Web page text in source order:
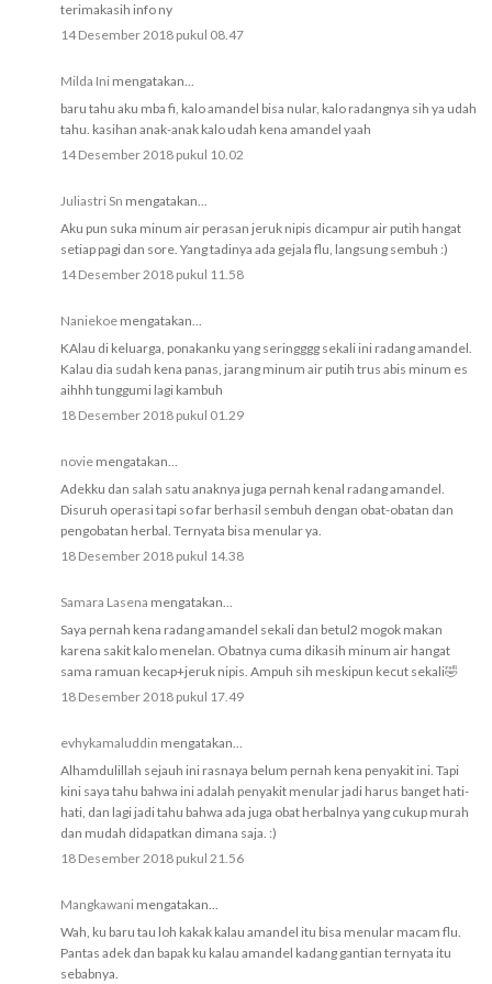
terimakasih info ny
14 Desember 2018 pukul 08.47
Milda Ini mengatakan...
baru tahu aku mba fi, kalo amandel bisa nular, kalo radangnya sih ya udah
tahu. kasihan anak-anak kalo udah kena amandel yaah
14 Desember 2018 pukul 10.02
Juliastri Sn mengatakan...
Aku pun suka minum air perasan jeruk nipis dicampur air putih hangat
setiap pagi dan sore. Yang tadinya ada gejala flu, langsung sembuh :)
14 Desember 2018 pukul 11.58
Naniekoe mengatakan...
KAlau di keluarga, ponakanku yang seringggg sekali ini radang amandel.
Kalau dia sudah kena panas, jarang minum air putih trus abis minum es
aihhh tunggumi lagi kambuh
18 Desember 2018 pukul 01.29
novie mengatakan...
Adekku dan salah satu anaknya juga pernah kenal radang amandel.
Disuruh operasi tapi so far berhasil sembuh dengan obat-obatan dan
pengobatan herbal. Ternyata bisa menular ya.
18 Desember 2018 pukul 14.38
Samara Lasena mengatakan...
Saya pernah kena radang amandel sekali dan betul2 mogok makan
karena sakit kalo menelan. Obatnya cuma dikasih minum air hangat
sama ramuan kecap+jeruk nipis. Ampuh sih meskipun kecut sekali🤣
18 Desember 2018 pukul 17.49
evhykamaluddin mengatakan...
Alhamdulillah sejauh ini rasnaya belum pernah kena penyakit ini. Tapi
kini saya tahu bahwa ini adalah penyakit menular jadi harus banget hati-
hati, dan lagi jadi tahu bahwa ada juga obat herbalnya yang cukup murah
dan mudah didapatkan dimana saja. :)
18 Desember 2018 pukul 21.56
Mangkawani mengatakan...
Wah, ku baru tau loh kakak kalau amandel itu bisa menular macam flu.
Pantas adek dan bapak ku kalau amandel kadang gantian ternyata itu
sebabnya.